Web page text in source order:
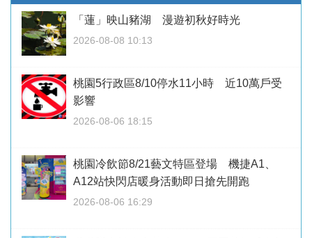
「蓮」映山豬湖 漫遊初秋好時光
2026-08-08 10:13
桃園5行政區8/10停水11小時 近10萬戶受
影響
2026-08-06 18:15
桃園冷飲節8/21藝文特區登場 機捷A1、
A12站快閃店暖身活動即日搶先開跑
2026-08-06 16:29